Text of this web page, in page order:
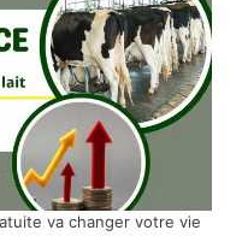
va changer votre vie